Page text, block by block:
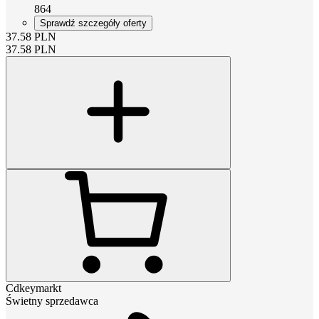
864
Sprawdź szczegóły oferty
37.58 PLN
37.58 PLN
Cdkeymarkt
Świetny sprzedawca